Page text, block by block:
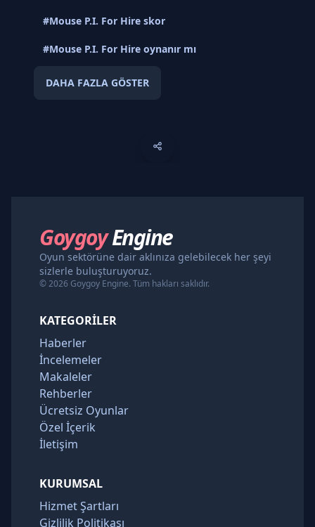
#Mouse P.I. For Hire skor
#Mouse P.I. For Hire oynanır mı
DAHA FAZLA GÖSTER
GoygoyEngine
Oyun sektörüne dair aklınıza gelebilecek her şeyi
sizlerle buluşturuyoruz.
© 2026 Goygoy Engine. Tüm hakları saklıdır.
KATEGORILER
Haberler
İncelemeler
Makaleler
Rehberler
Ücretsiz Oyunlar
Özel İçerik
İletişim
KURUMSAL
Hizmet Şartları
Gizlilik Politikası